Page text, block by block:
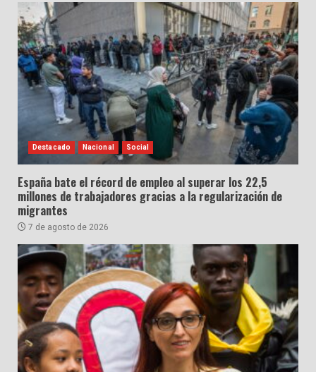
Destacado Nacional Social
España bate el récord de empleo al superar los 22,5
millones de trabajadores gracias a la regularización de
migrantes
7 de agosto de 2026